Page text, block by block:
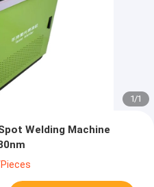
1/1
Welding Machine